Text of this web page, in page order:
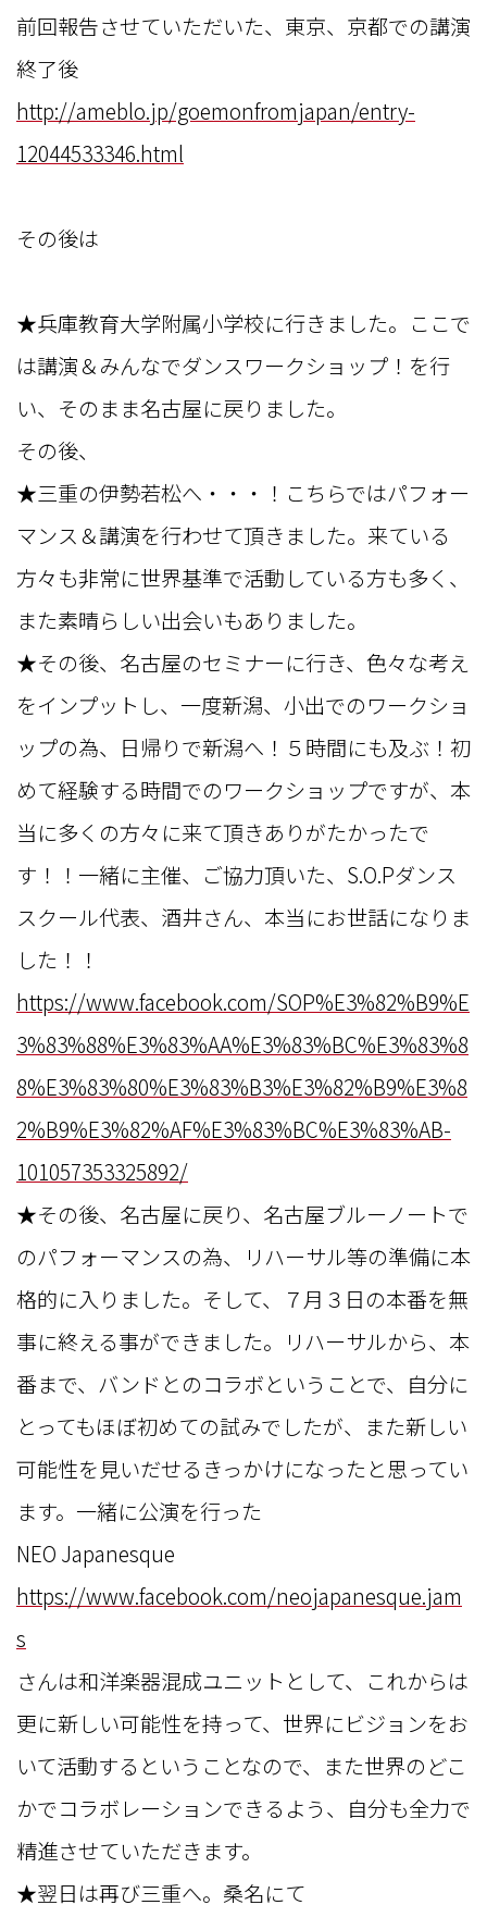
前回報告させていただいた、東京、京都での講演
終了後
http://ameblo.jp/goemonfromjapan/entry-
12044533346.html
その後は
★兵庫教育大学附属小学校に行きました。ここで
は講演＆みんなでダンスワークショップ！を行
い、そのまま名古屋に戻りました。
その後、
★三重の伊勢若松へ・・・！こちらではパフォー
マンス＆講演を行わせて頂きました。来ている
方々も非常に世界基準で活動している方も多く、
また素晴らしい出会いもありました。
★その後、名古屋のセミナーに行き、色々な考え
をインプットし、一度新潟、小出でのワークショ
ップの為、日帰りで新潟へ！５時間にも及ぶ！初
めて経験する時間でのワークショップですが、本
当に多くの方々に来て頂きありがたかったで
す！！一緒に主催、ご協力頂いた、S.O.Pダンス
スクール代表、酒井さん、本当にお世話になりま
した！！
https://www.facebook.com/SOP%E3%82%B9%E
3%83%88%E3%83%AA%E3%83%BC%E3%83%8
8%E3%83%80%E3%83%B3%E3%82%B9%E3%8
2%B9%E3%82%AF%E3%83%BC%E3%83%AB-
101057353325892/
★その後、名古屋に戻り、名古屋ブルーノートで
のパフォーマンスの為、リハーサル等の準備に本
格的に入りました。そして、７月３日の本番を無
事に終える事ができました。リハーサルから、本
番まで、バンドとのコラボということで、自分に
とってもほぼ初めての試みでしたが、また新しい
可能性を見いだせるきっかけになったと思ってい
ます。一緒に公演を行った
NEO Japanesque
https://www.facebook.com/neojapanesque.jam
s
さんは和洋楽器混成ユニットとして、これからは
更に新しい可能性を持って、世界にビジョンをお
いて活動するということなので、また世界のどこ
かでコラボレーションできるよう、自分も全力で
精進させていただきます。
★翌日は再び三重へ。桑名にて